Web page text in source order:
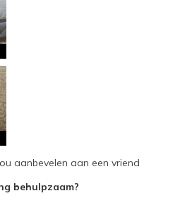
aanbevelen aan een vriend
behulpzaam?